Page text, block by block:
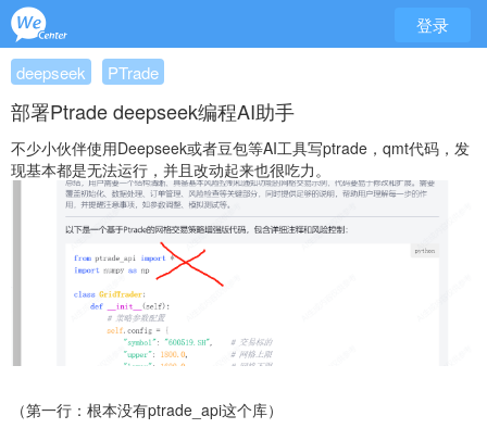
登录
deepseek PTrade
部署Ptrade deepseek编程AI助手
不少小伙伴使用Deepseek或者豆包等AI工具写ptrade，qmt代码，发
现基本都是无法运行，并且改动起来也很吃力。
（第一行：根本没有ptrade_api这个库）